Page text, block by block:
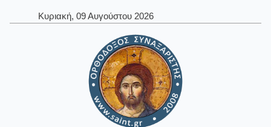
Κυριακή, 09 Αυγούστου 2026